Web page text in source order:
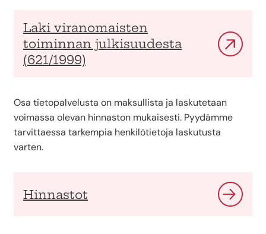
Laki viranomaisten
toiminnan julkisuudesta
(621/1999)
Osa tietopalvelusta on maksullista ja laskutetaan
voimassa olevan hinnaston mukaisesti. Pyydämme
tarvittaessa tarkempia henkilötietoja laskutusta
varten.
Hinnastot